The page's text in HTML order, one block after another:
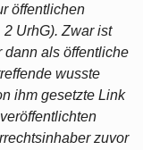
öffentlichen
2 UrhG). Zwar ist
als öffentliche
wusste
ihm gesetzte Link
zuvor